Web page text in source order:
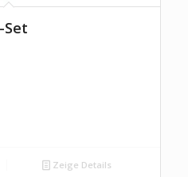
Set
Zeige Details